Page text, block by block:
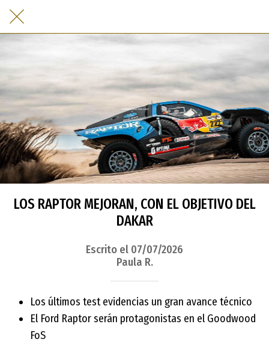
LOS RAPTOR MEJORAN, CON EL OBJETIVO DEL
DAKAR
Escrito el 07/07/2026
Paula R.
Los últimos test evidencias un gran avance técnico
El Ford Raptor serán protagonistas en el Goodwood
FoS